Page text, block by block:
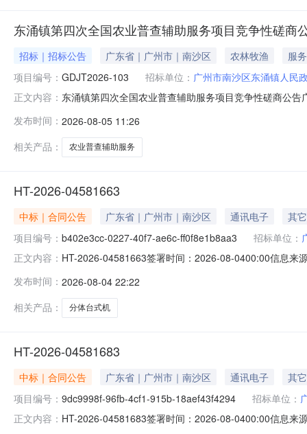
东涌镇第四次全国农业普查辅助服务项目竞争性磋商
招标｜招标公告 广东省｜广州市｜南沙区 农林牧渔
服务
项目编号： GDJT2026-103 招标单位： 广州市南沙区东涌镇人民
正文内容： 东涌镇第四次全国农业普查辅助服务项目竞争性磋商公
GDJT2026-103（三）项目类别：其他服务类（四）最
要参照落实的政府采购政策：
发布时间： 2026-08-05 11:26
相关产品：
农业普查辅助服务
HT-2026-04581663
中标｜合同公告 广东省｜广州市｜南沙区 通讯电子
其它
项目编号： b402e3cc-0227-40f7-ae6c-ff0f8e1b8aa3 招标单位：
正文内容： HT-2026-04581663签署时间：2026-08-0400:00信息来
2026-08-0400:00:00
发布时间： 2026-08-04 22:22
相关产品：
分体台式机
HT-2026-04581683
中标｜合同公告 广东省｜广州市｜南沙区 通讯电子
其它
项目编号： 9dc9998f-96fb-4cf1-915b-18aef43f4294 招标单位：
正文内容： HT-2026-04581683签署时间：2026-08-0400:00信息来